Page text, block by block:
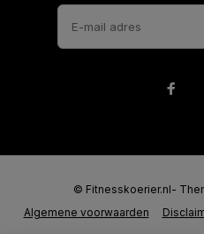
Algemene voorwaarden
© Fitnesskoerier.nl-